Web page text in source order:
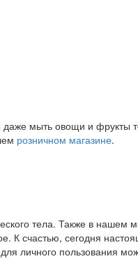
даже мыть овощи и фрукты
розничном магазине.
тела. Также в нашем
К счастью, сегодня
личного пользования